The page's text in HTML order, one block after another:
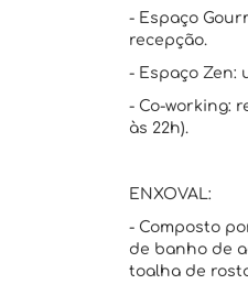
- Espaço
recepção.
- Espaço Zen:
- Co-working:
às 22h).
ENXOVAL:
- Composto
de banho de
toalha de